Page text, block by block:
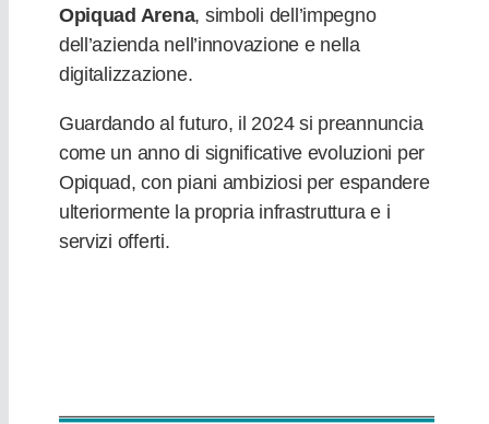
Opiquad Arena, simboli dell’impegno
dell’azienda nell’innovazione e nella
digitalizzazione.
Guardando al futuro, il 2024 si preannuncia
come un anno di significative evoluzioni per
Opiquad, con piani ambiziosi per espandere
ulteriormente la propria infrastruttura e i
servizi offerti.